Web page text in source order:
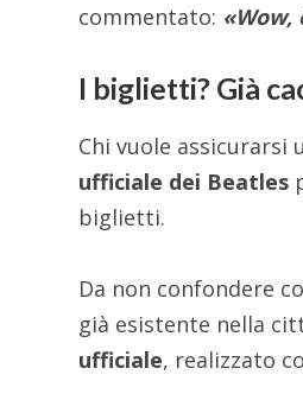
commentato: «Wow,
I biglietti? Già
Chi vuole
ufficiale dei Beatles
biglietti.
Da non confondere
già esistente nella
ufficiale, realizzato